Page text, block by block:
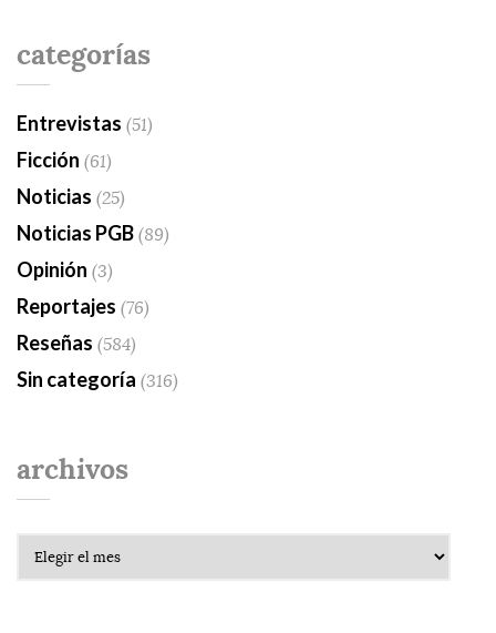
categorías
Entrevistas (51)
Ficción (61)
Noticias (25)
Noticias PGB(89)
Opinión (3)
Reportajes (76)
Reseñas (584)
Sin categoría (316)
archivos